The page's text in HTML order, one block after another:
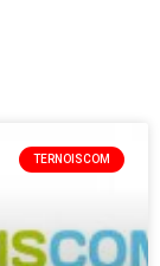
TERNOISCOM